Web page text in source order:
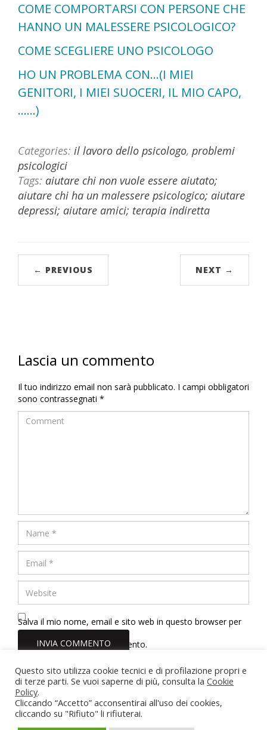
COME COMPORTARSI CON PERSONE CHE
HANNO UN MALESSERE PSICOLOGICO?
COME SCEGLIERE UNO PSICOLOGO
HO UN PROBLEMA CON…(I MIEI
GENITORI, I MIEI SUOCERI, IL MIO CAPO,
……)
Categories: il lavoro dello psicologo, problemi
psicologici
Tags: aiutare chi non vuole essere aiutato;
aiutare chi ha un malessere psicologico; aiutare
depressi; aiutare amici; terapia indiretta
← PREVIOUS NEXT →
Lascia un commento
Il tuo indirizzo email non sarà pubblicato. I campi obbligatori
sono contrassegnati *
Salva il mio nome, email e sito web in questo browser per
la prossima volta che commento.
Dott.ssa Erica Tinelli Psicologa
Partita IVA: 02211710567
Iscrizione Albo Psicologi del Lazio n. 22166
Questo sito utilizza cookie tecnici e di profilazione propri e
di terze parti. Se vuoi saperne di più, consulta la Cookie
Policy.
Cliccando “Accetto” acconsentirai all'uso dei cookies,
cliccando su "Rifiuto" li rifiuterai.